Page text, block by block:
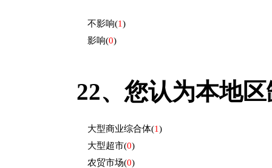
不影响(1)
影响(0)
22、 您认为本地
大型商业综合体(1)
大型超市(0)
农贸市场(0)